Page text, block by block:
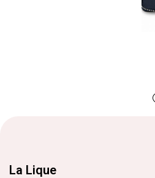
La Lique